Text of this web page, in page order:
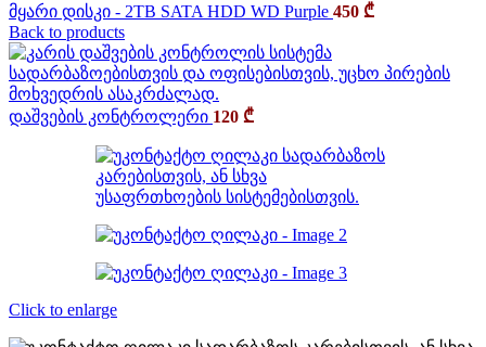
მყარი დისკი - 2TB SATA HDD WD Purple 450 ₾
Back to products
დაშვების კონტროლერი 120 ₾
Click to enlarge